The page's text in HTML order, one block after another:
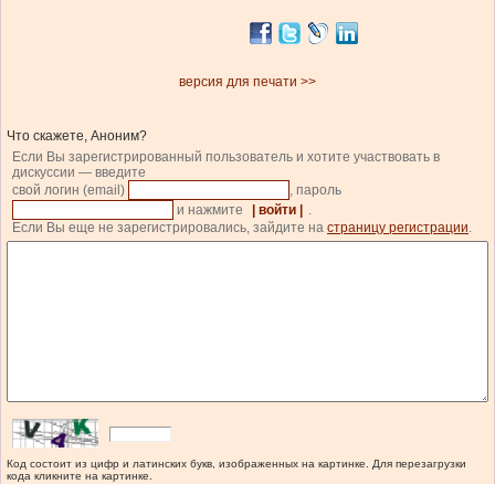
версия для печати >>
Что скажете, Аноним?
Если Вы зарегистрированный пользователь и хотите участвовать в
дискуссии — введите
свой логин (email)
, пароль
и нажмите
| войти |
.
Если Вы еще не зарегистрировались, зайдите на страницу регистрации.
Код состоит из цифр и латинских букв, изображенных на картинке. Для перезагрузки
кода кликните на картинке.